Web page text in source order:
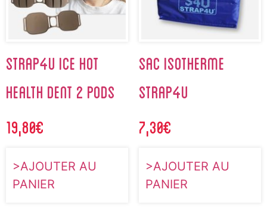
STRAP4U ICE HOT
HEALTH DENT 2 PODS
19,80€
AJOUTER AU
PANIER
SAC ISOTHERME
STRAP4U
7,30€
AJOUTER AU
PANIER